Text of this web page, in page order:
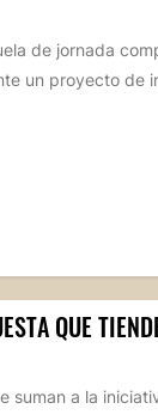
de jornada
un proyecto de
QUE
suman a la